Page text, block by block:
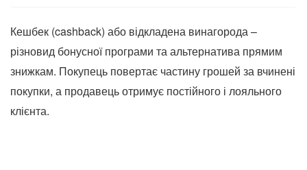
Кешбек (cashback) або відкладена винагорода –
різновид бонусної програми та альтернатива прямим
знижкам. Покупець повертає частину грошей за вчинені
покупки, а продавець отримує постійного і лояльного
клієнта.